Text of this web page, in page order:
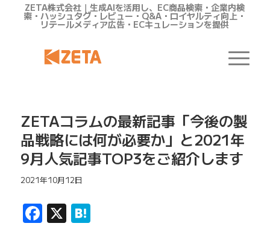
ZETA株式会社｜生成AIを活用し、EC商品検索・企業内検
索・ハッシュタグ・レビュー・Q&A・ロイヤルティ向上・
リテールメディア広告・ECキュレーションを提供
ZETAコラムの最新記事「今後の製
品戦略には何が必要か」と2021年
9月人気記事TOP3をご紹介します
2021年10月12日
Facebook
X Hatena